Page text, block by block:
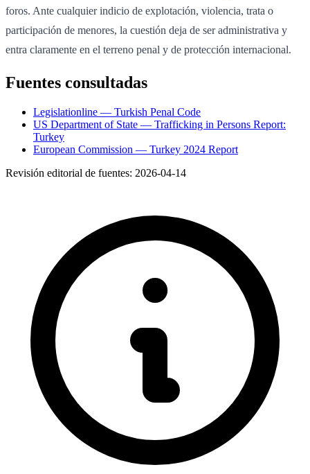
foros. Ante cualquier indicio de explotación, violencia, trata o
participación de menores, la cuestión deja de ser administrativa y
entra claramente en el terreno penal y de protección internacional.
Fuentes consultadas
Legislationline — Turkish Penal Code
US Department of State — Trafficking in Persons Report:
Turkey
European Commission — Turkey 2024 Report
Revisión editorial de fuentes: 2026-04-14